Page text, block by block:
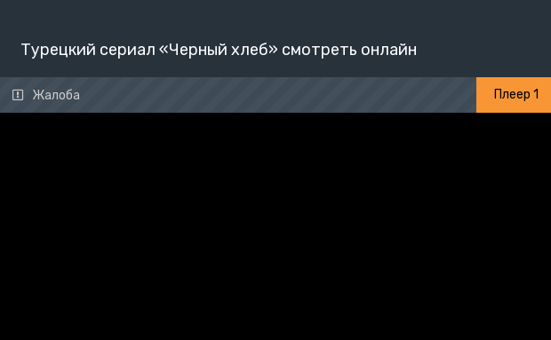
Турецкий сериал «Черный хлеб» смотреть онлайн
Жалоба Плеер 1